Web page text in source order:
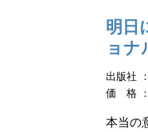
明日
ョナ
出版社
価 格
本当の